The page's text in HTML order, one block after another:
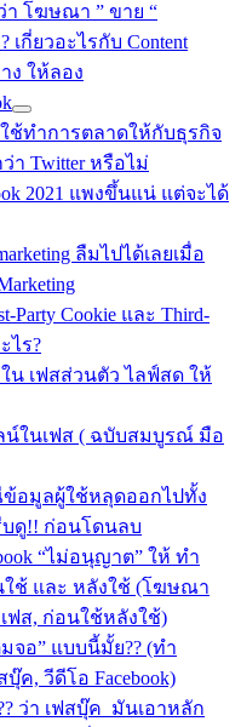
า โฆษณา ” ขาย “
เกี่ยวอะไรกับ Content
ง ให้ลอง
ใช้ทำการตลาดให้กับธุรกิจ
า Twitter หรือไม่
2021 แพงขึ้นแน่ แต่จะได้
ลืมไปได้เลยเมื่อ
Party Cookie และ Third-
ไร?
น เฟสส่วนตัว ไลฟ์สด ให้
น์ในเฟส ( ฉบับสมบูรณ์ มือ
ข้อมูลผู้ใช้หลุดออกไปทั้ง
ดู!! ก่อนโดนลบ
“ไม่อนุญาต” ให้ ทำ
ช้ และ หลังใช้ (โฆษณา
ฟส, ก่อนใช้หลังใช้)
จอ” แบบนี้มั้ย?? (ทำ
ค, วีดีโอ Facebook)
ว่า เฟสบุ๊ค มันเอาหลัก